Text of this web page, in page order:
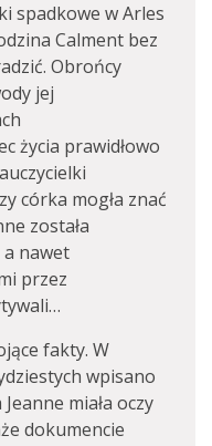
spadkowe w Arles
Calment bez
Obrońcy
jej
życia prawidłowo
córka mogła znać
została
nawet
przez
fakty. W
wpisano
miała oczy
dokumencie